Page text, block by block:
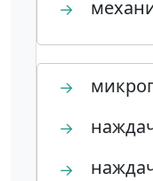
→
→
→
→